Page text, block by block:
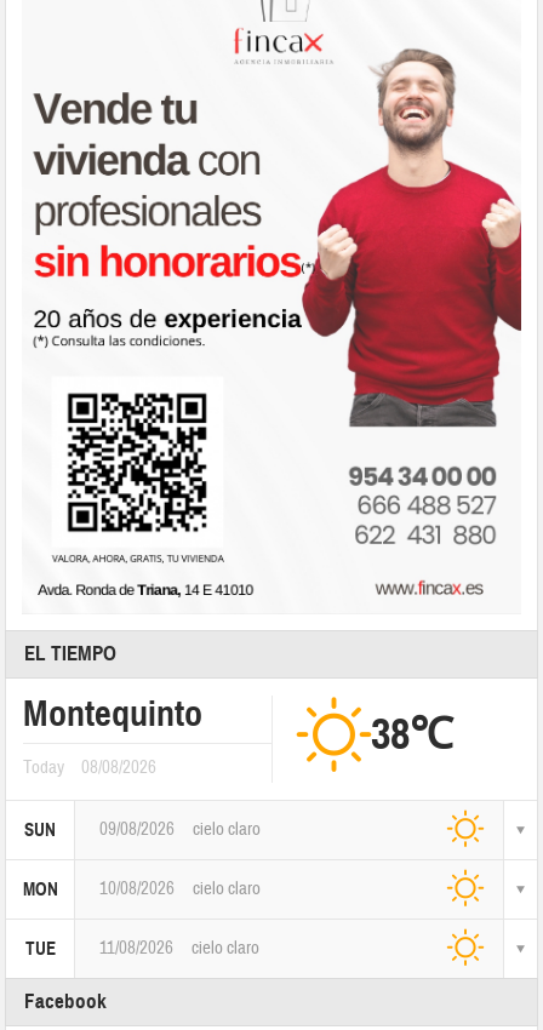
EL TIEMPO
Montequinto
Today 08/08/2026
38℃
SUN 09/08/2026 cielo claro
MON 10/08/2026 cielo claro
TUE 11/08/2026 cielo claro
Facebook